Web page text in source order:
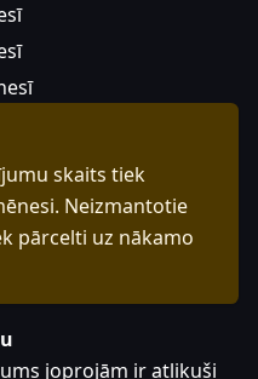
skaits tiek
Neizmantotie
pārcelti uz nākamo
joprojām ir atlikuši